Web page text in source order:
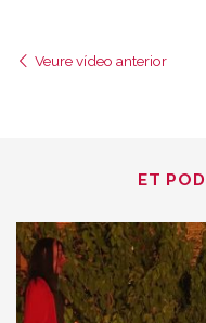
Veure vídeo anterior
ET